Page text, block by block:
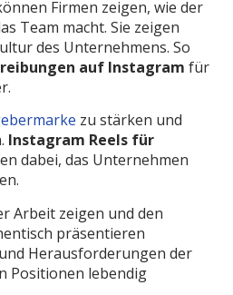
Firmen zeigen, wie der
Team macht. Sie zeigen
des Unternehmens. So
auf Instagram für
zu stärken und
Instagram Reels für
dabei, das Unternehmen
Arbeit zeigen und den
präsentieren
Herausforderungen der
Positionen lebendig